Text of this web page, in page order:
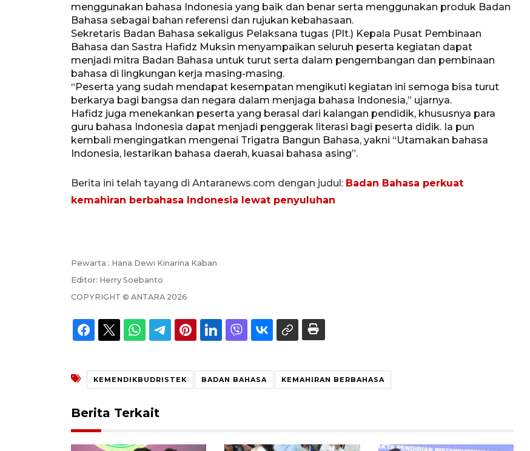
menggunakan bahasa Indonesia yang baik dan benar serta menggunakan produk Badan
Bahasa sebagai bahan referensi dan rujukan kebahasaan.
Sekretaris Badan Bahasa sekaligus Pelaksana tugas (Plt.) Kepala Pusat Pembinaan
Bahasa dan Sastra Hafidz Muksin menyampaikan seluruh peserta kegiatan dapat
menjadi mitra Badan Bahasa untuk turut serta dalam pengembangan dan pembinaan
bahasa di lingkungan kerja masing-masing.
“Peserta yang sudah mendapat kesempatan mengikuti kegiatan ini semoga bisa turut
berkarya bagi bangsa dan negara dalam menjaga bahasa Indonesia,” ujarnya.
Hafidz juga menekankan peserta yang berasal dari kalangan pendidik, khususnya para
guru bahasa Indonesia dapat menjadi penggerak literasi bagi peserta didik. Ia pun
kembali mengingatkan mengenai Trigatra Bangun Bahasa, yakni “Utamakan bahasa
Indonesia, lestarikan bahasa daerah, kuasai bahasa asing”.
Berita ini telah tayang di Antaranews.com dengan judul: Badan Bahasa perkuat
kemahiran berbahasa Indonesia lewat penyuluhan
Pewarta : Hana Dewi Kinarina Kaban
Editor: Herry Soebanto
COPYRIGHT © ANTARA 2026
KEMENDIKBUDRISTEK BADAN BAHASA KEMAHIRAN BERBAHASA
Berita Terkait